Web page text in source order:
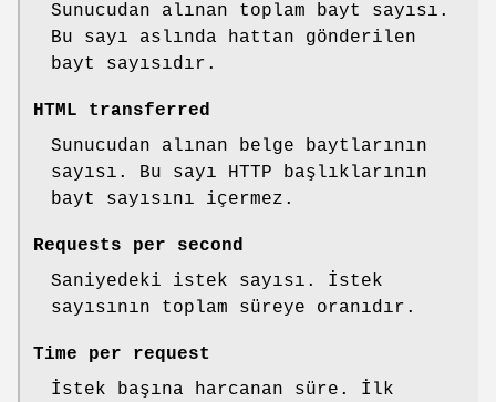
Sunucudan alınan toplam bayt sayısı.
Bu sayı aslında hattan gönderilen
bayt sayısıdır.
HTML transferred
Sunucudan alınan belge baytlarının
sayısı. Bu sayı HTTP başlıklarının
bayt sayısını içermez.
Requests per second
Saniyedeki istek sayısı. İstek
sayısının toplam süreye oranıdır.
Time per request
İstek başına harcanan süre. İlk